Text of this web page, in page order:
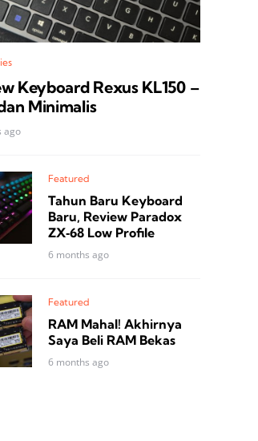
Keyboard Rexus KL150 –
Minimalis
ago
Featured
Tahun Baru Keyboard
Baru, Review Paradox
ZX‑68 Low Profile
6 months ago
Featured
RAM Mahal! Akhirnya
Saya Beli RAM Bekas
6 months ago